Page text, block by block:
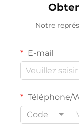
Notre
E-mail
Téléphone/
Code